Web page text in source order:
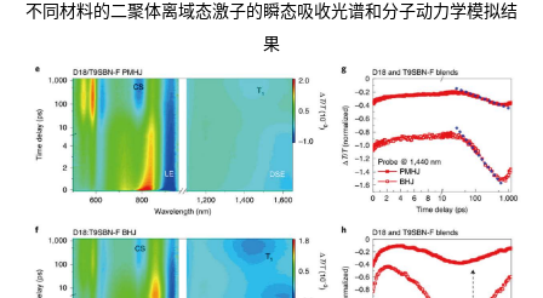
不同材料的二聚体离域态激子的瞬态吸收光谱和分子动力学模拟结
果